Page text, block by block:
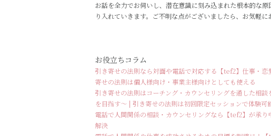
お話を全力でお伺いし、潜在意識に刻み込まれた根本的な
り入れていきます。ご不明な点がございましたら、お気軽に
お役立ちコラム
引き寄せの法則なら対面や電話で対応する【tef2】仕事・
寄せの法則は個人様向け・事業主様向けとしても使える
引き寄せの法則はコーチング・カウンセリングを通した相
を目指す～ | 引き寄せの法則は初回限定セッションで体験可
電話で人間関係の相談・カウンセリングなら【tef2】が承
解決